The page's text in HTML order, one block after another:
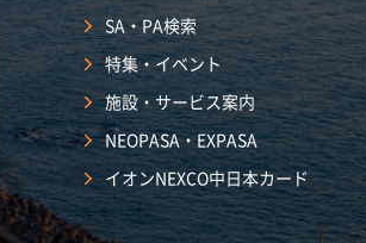
SA・PA検索
特集・イベント
施設・サービス案内
NEOPASA・EXPASA
イオンNEXCO中日本カード